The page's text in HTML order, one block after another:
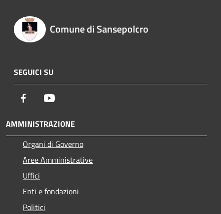
Comune di Sansepolcro
SEGUICI SU
Facebook
AMMINISTRAZIONE
Organi di Governo
Aree Amministrative
Uffici
Enti e fondazioni
Politici